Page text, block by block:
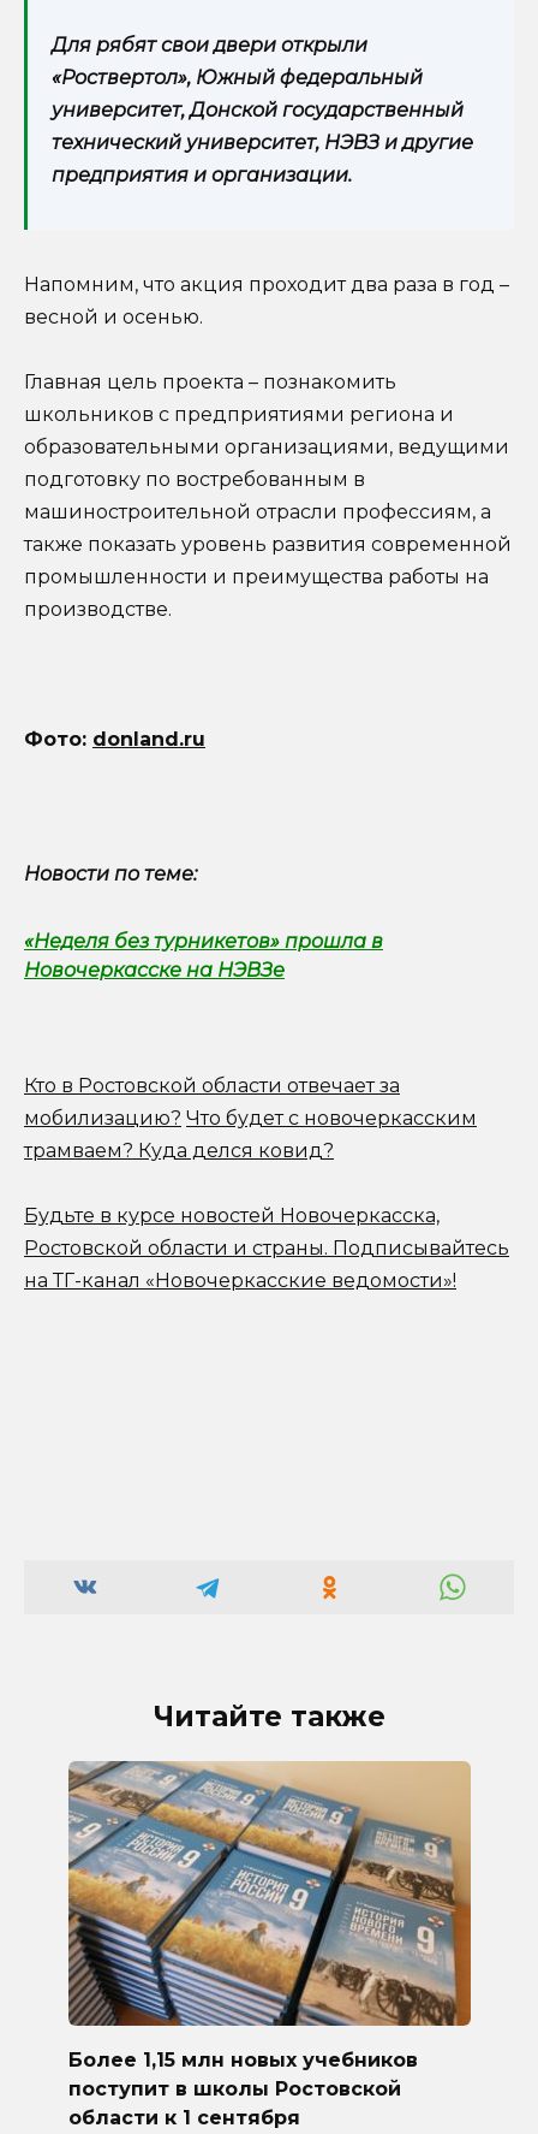
Для рябят свои двери открыли
«Роствертол», Южный федеральный
университет, Донской государственный
технический университет, НЭВЗ и другие
предприятия и организации.
Напомним, что акция проходит два раза в год –
весной и осенью.
Главная цель проекта – познакомить
школьников с предприятиями региона и
образовательными организациями, ведущими
подготовку по востребованным в
машиностроительной отрасли профессиям, а
также показать уровень развития современной
промышленности и преимущества работы на
производстве.
Фото: donland.ru
Новости по теме:
«Неделя без турникетов» прошла в
Новочеркасске на НЭВЗе
Кто в Ростовской области отвечает за
мобилизацию? Что будет с новочеркасским
трамваем? Куда делся ковид?
Будьте в курсе новостей Новочеркасска,
Ростовской области и страны. Подписывайтесь
на ТГ-канал «Новочеркасские ведомости»!
Читайте также
Более 1,15 млн новых учебников
поступит в школы Ростовской
области к 1 сентября